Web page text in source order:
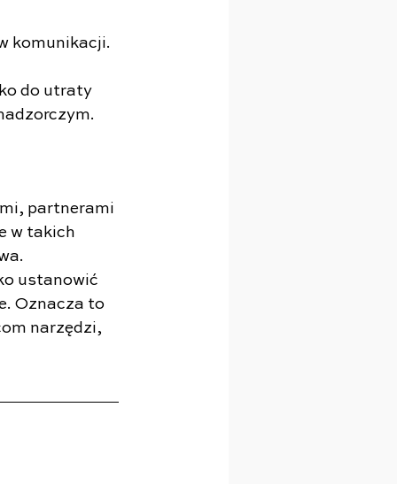
komunikacji.
do utraty
partnerami
w takich
ustanowić
Oznacza to
narzędzi,